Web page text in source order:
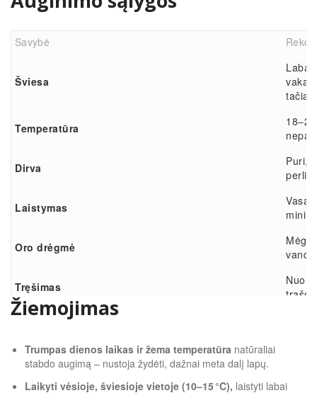
Savybė
Šviesa
Labai
Temperatūra
Dirva
Puri,
Laistymas
Oro drėgmė
Tręšimas
Nuo
Žiemojimas
Trumpas dienos laikas ir žema temperatūra natūraliai
stabdo augimą – nustoja žydėti, dažnai meta dalį lapų.
Laikyti vėsioje, šviesioje vietoje (10–15 °C), laistyti labai